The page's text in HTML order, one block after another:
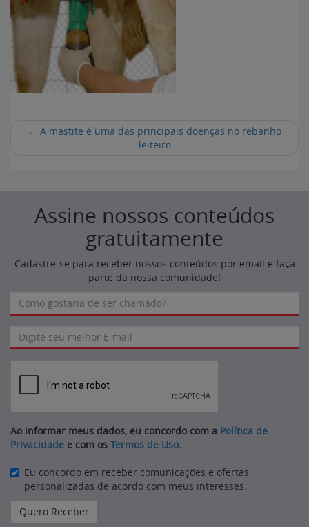
← A mastite é uma das principais doenças no rebanho
leiteiro
Assine nossos conteúdos
gratuitamente
Cadastre-se para receber nossos conteúdos por email e faça
parte da nossa comunidade!
Ao informar meus dados, eu concordo com a Política de
Privacidade e com os Termos de Uso.
Eu concordo em receber comunicações e ofertas
personalizadas de acordo com meus interesses.